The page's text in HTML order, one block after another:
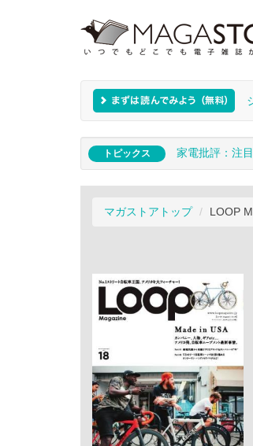
トピックス 家電批評：注
マガストアトップ LOOP